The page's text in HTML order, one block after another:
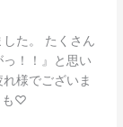
た。 たくさん
！！』と思い
様でございま
も♡